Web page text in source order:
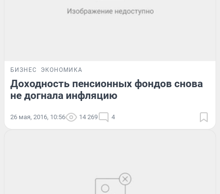
БИЗНЕС ЭКОНОМИКА
Доходность пенсионных фондов снова
не догнала инфляцию
26 мая, 2016, 10:56 14 269 4